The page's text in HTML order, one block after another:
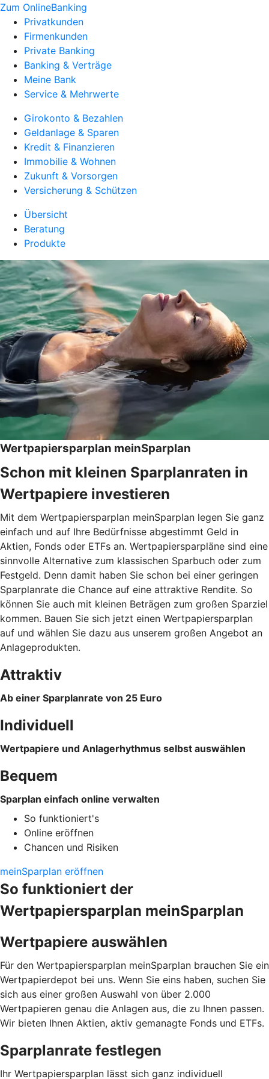
Zum OnlineBanking
Privatkunden
Firmenkunden
Private Banking
Banking & Verträge
Meine Bank
Service & Mehrwerte
Girokonto & Bezahlen
Geldanlage & Sparen
Kredit & Finanzieren
Immobilie & Wohnen
Zukunft & Vorsorgen
Versicherung & Schützen
Übersicht
Beratung
Produkte
Wertpapiersparplan meinSparplan
Schon mit kleinen Sparplanraten in
Wertpapiere investieren
Mit dem Wertpapiersparplan meinSparplan legen Sie ganz
einfach und auf Ihre Bedürfnisse abgestimmt Geld in
Aktien, Fonds oder ETFs an. Wertpapiersparpläne sind eine
sinnvolle Alternative zum klassischen Sparbuch oder zum
Festgeld. Denn damit haben Sie schon bei einer geringen
Sparplanrate die Chance auf eine attraktive Rendite. So
können Sie auch mit kleinen Beträgen zum großen Sparziel
kommen. Bauen Sie sich jetzt einen Wertpapiersparplan
auf und wählen Sie dazu aus unserem großen Angebot an
Anlageprodukten.
Attraktiv
Ab einer Sparplanrate von 25 Euro
Individuell
Wertpapiere und Anlagerhythmus selbst auswählen
Bequem
Sparplan einfach online verwalten
So funktioniert's
Online eröffnen
Chancen und Risiken
meinSparplan eröffnen
So funktioniert der
Wertpapiersparplan meinSparplan
Wertpapiere auswählen
Für den Wertpapiersparplan meinSparplan brauchen Sie ein
Wertpapierdepot bei uns. Wenn Sie eins haben, suchen Sie
sich aus einer großen Auswahl von über 2.000
Wertpapieren genau die Anlagen aus, die zu Ihnen passen.
Wir bieten Ihnen Aktien, aktiv gemanagte Fonds und ETFs.
Sparplanrate festlegen
Ihr Wertpapiersparplan lässt sich ganz individuell